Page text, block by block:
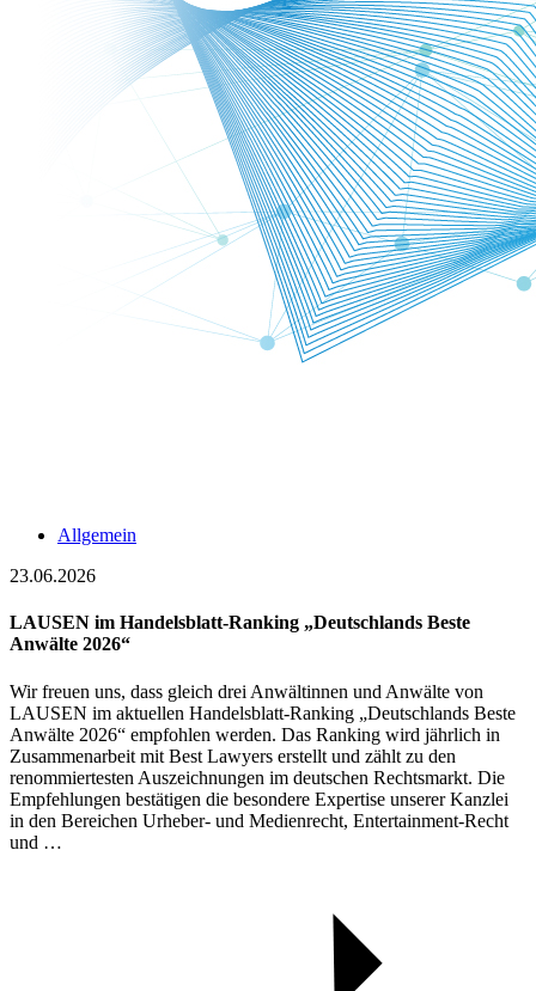
Allgemein
23.06.2026
LAUSEN im Handelsblatt-Ranking „Deutschlands Beste
Anwälte 2026“
Wir freuen uns, dass gleich drei Anwältinnen und Anwälte von
LAUSEN im aktuellen Handelsblatt-Ranking „Deutschlands Beste
Anwälte 2026“ empfohlen werden. Das Ranking wird jährlich in
Zusammenarbeit mit Best Lawyers erstellt und zählt zu den
renommiertesten Auszeichnungen im deutschen Rechtsmarkt. Die
Empfehlungen bestätigen die besondere Expertise unserer Kanzlei
in den Bereichen Urheber- und Medienrecht, Entertainment-Recht
und …